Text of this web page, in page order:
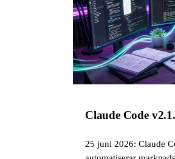
Claude Code
25 juni 2026: Claude